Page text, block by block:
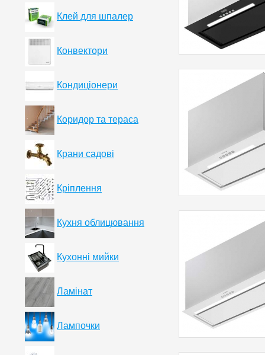
Клей для шпалер
Конвектори
Кондиціонери
Коридор та тераса
Крани садові
Кріплення
Кухня облицювання
Кухонні мийки
Ламінат
Лампочки